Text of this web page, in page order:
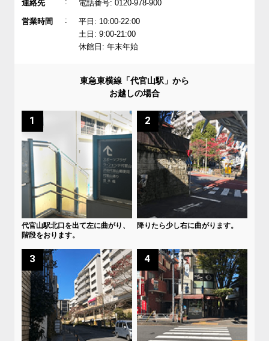
連絡先 電話番号: 0120-978-900
営業時間 :
平日: 10:00-22:00
土日: 9:00-21:00
休館日: 年末年始
東急東横線「代官山駅」から
お越しの場合
1
代官山駅北口を出て左に曲がり、
階段をおります。
2
降りたら少し右に曲がります。
3 4